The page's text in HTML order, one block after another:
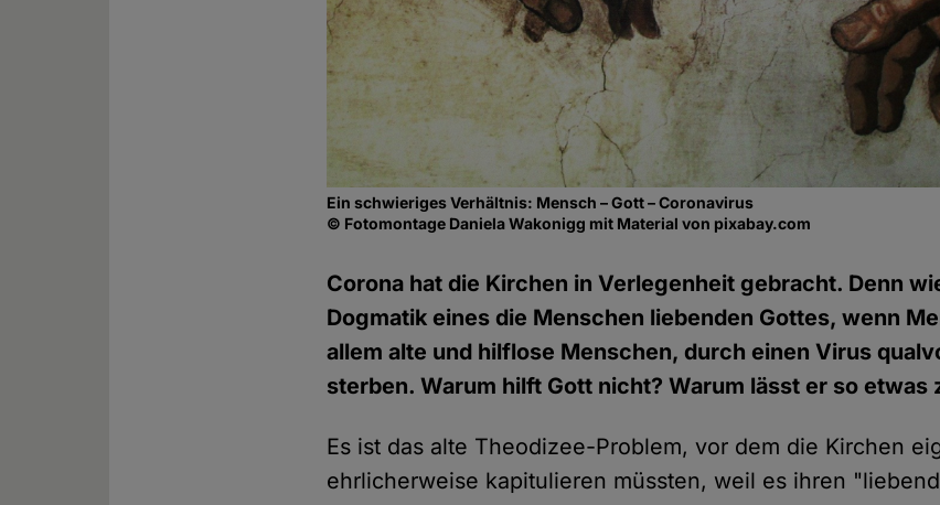
Ein schwieriges Verhältnis: Mensch – Gott – Coronavirus
© Fotomontage Daniela Wakonigg mit Material von pixabay.com
Corona hat die Kirchen in Verlegenheit gebracht. Denn
Dogmatik eines die Menschen liebenden Gottes, wenn
allem alte und hilflose Menschen, durch einen Virus
sterben. Warum hilft Gott nicht? Warum lässt er so etwas
Es ist das alte Theodizee-Problem, vor dem die Kirchen
ehrlicherweise kapitulieren müssten, weil es ihren